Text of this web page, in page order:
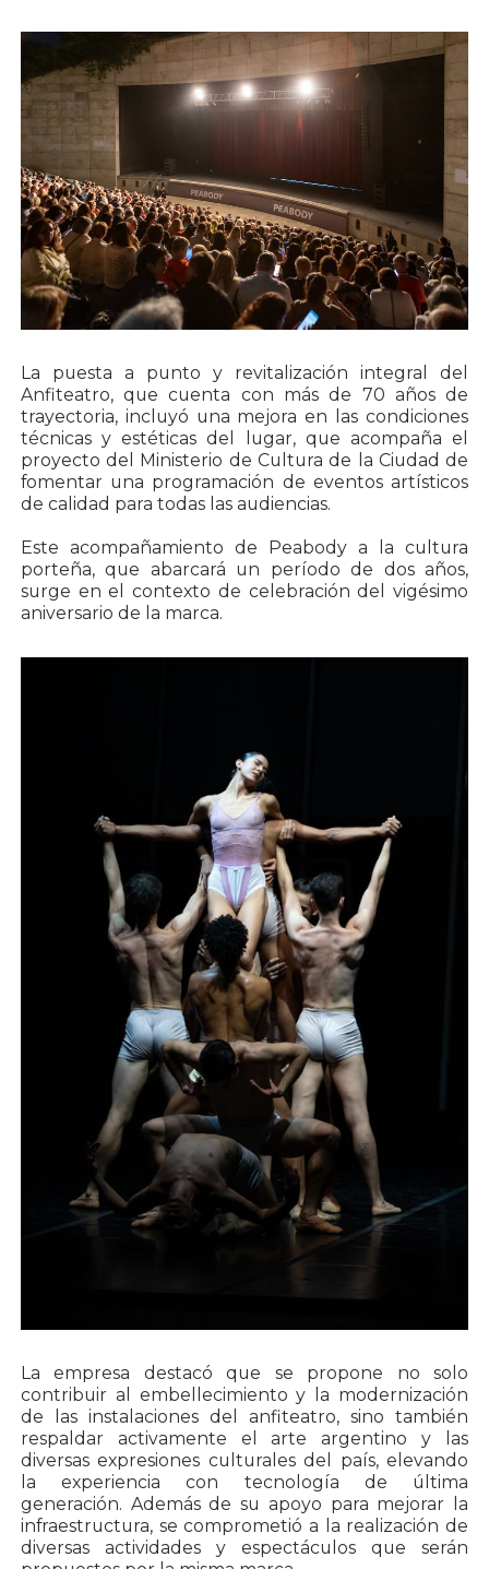
La puesta a punto y revitalización integral del
Anfiteatro, que cuenta con más de 70 años de
trayectoria, incluyó una mejora en las condiciones
técnicas y estéticas del lugar, que acompaña el
proyecto del Ministerio de Cultura de la Ciudad de
fomentar una programación de eventos artísticos
de calidad para todas las audiencias.
Este acompañamiento de Peabody a la cultura
porteña, que abarcará un período de dos años,
surge en el contexto de celebración del vigésimo
aniversario de la marca.
La empresa destacó que se propone no solo
contribuir al embellecimiento y la modernización
de las instalaciones del anfiteatro, sino también
respaldar activamente el arte argentino y las
diversas expresiones culturales del país, elevando
la experiencia con tecnología de última
generación. Además de su apoyo para mejorar la
infraestructura, se comprometió a la realización de
diversas actividades y espectáculos que serán